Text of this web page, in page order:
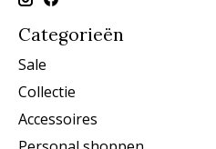
Categorieën
Sale
Collectie
Accessoires